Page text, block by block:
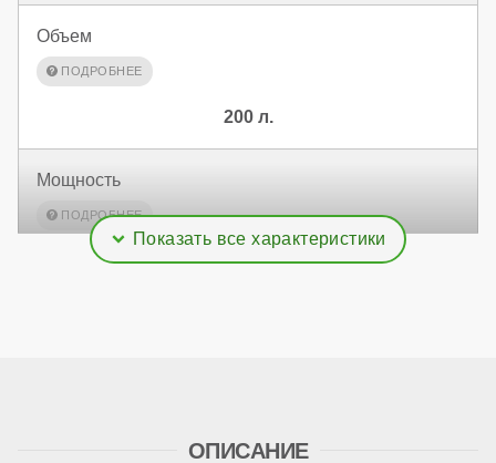
Объем
200 л.
Мощность
51 кВт
ОПИСАНИЕ